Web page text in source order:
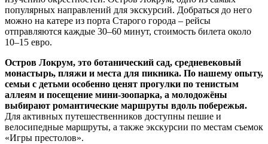
популярных направлений для экскурсий. Добраться до него
можно на катере из порта Старого города – рейсы
отправляются каждые 30–60 минут, стоимость билета около
10–15 евро.
Остров Локрум, это ботанический сад, средневековый
монастырь, пляжи и места для пикника. По нашему опыту,
семьи с детьми особенно ценят прогулки по тенистым
аллеям и посещение мини-зоопарка, а молодожёны
выбирают романтические маршруты вдоль побережья.
Для активных путешественников доступны пешие и
велосипедные маршруты, а также экскурсии по местам съемок
«Игры престолов».